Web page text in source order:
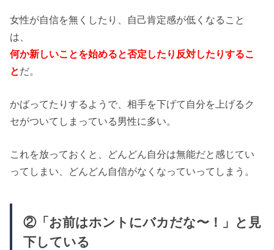
女性が自信を無くしたり、自己肯定感が低くなること
は、
何か新しいことを始めると否定したり反対したりするこ
とだ。
かばってたりするようで、相手を下げて自分を上げるク
セがついてしまっている男性に多い。
これを放っておくと、どんどん自分は無能だと感じてい
ってしまい、どんどん自信がなくなっていってしまう。
②「お前はホントにバカだな〜！」と見
下している